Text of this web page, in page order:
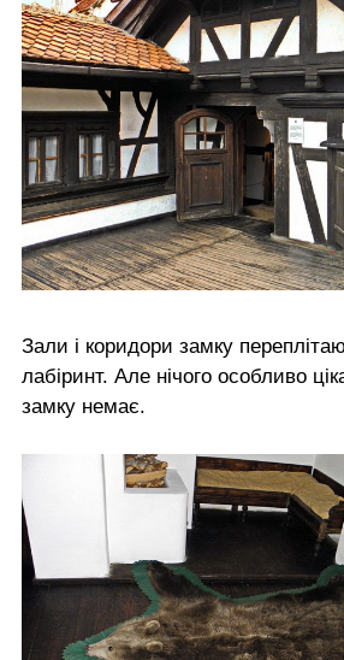
Зали і коридори замку
лабіринт. Але нічого особливо
замку немає.